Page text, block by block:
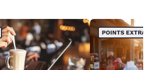
POINTS EXTRA